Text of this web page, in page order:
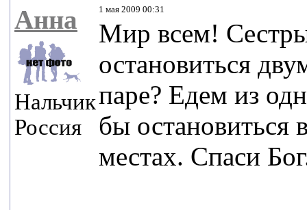
Анна
Нальчик
Россия
1 мая 2009 00:31
Мир всем!
остановиться
паре? Едем из
бы остановиться
местах. Спаси